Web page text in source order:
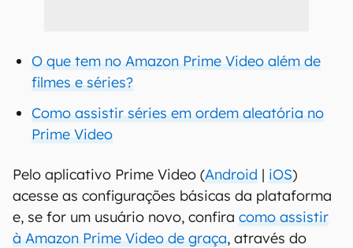
O que tem no Amazon Prime Video além de
filmes e séries?
Como assistir séries em ordem aleatória no
Prime Video
Pelo aplicativo Prime Video (Android | iOS)
acesse as configurações básicas da plataforma
e, se for um usuário novo, confira como assistir
à Amazon Prime Video de graça, através do